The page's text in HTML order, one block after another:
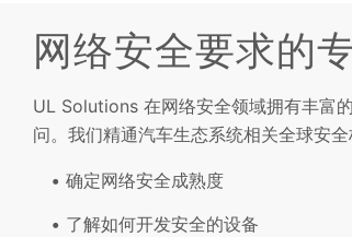
网络安全要求的
UL Solutions 在网络安全领域拥有丰富
问。我们精通汽车生态系统相关全球安
确定网络安全成熟度
了解如何开发安全的设备